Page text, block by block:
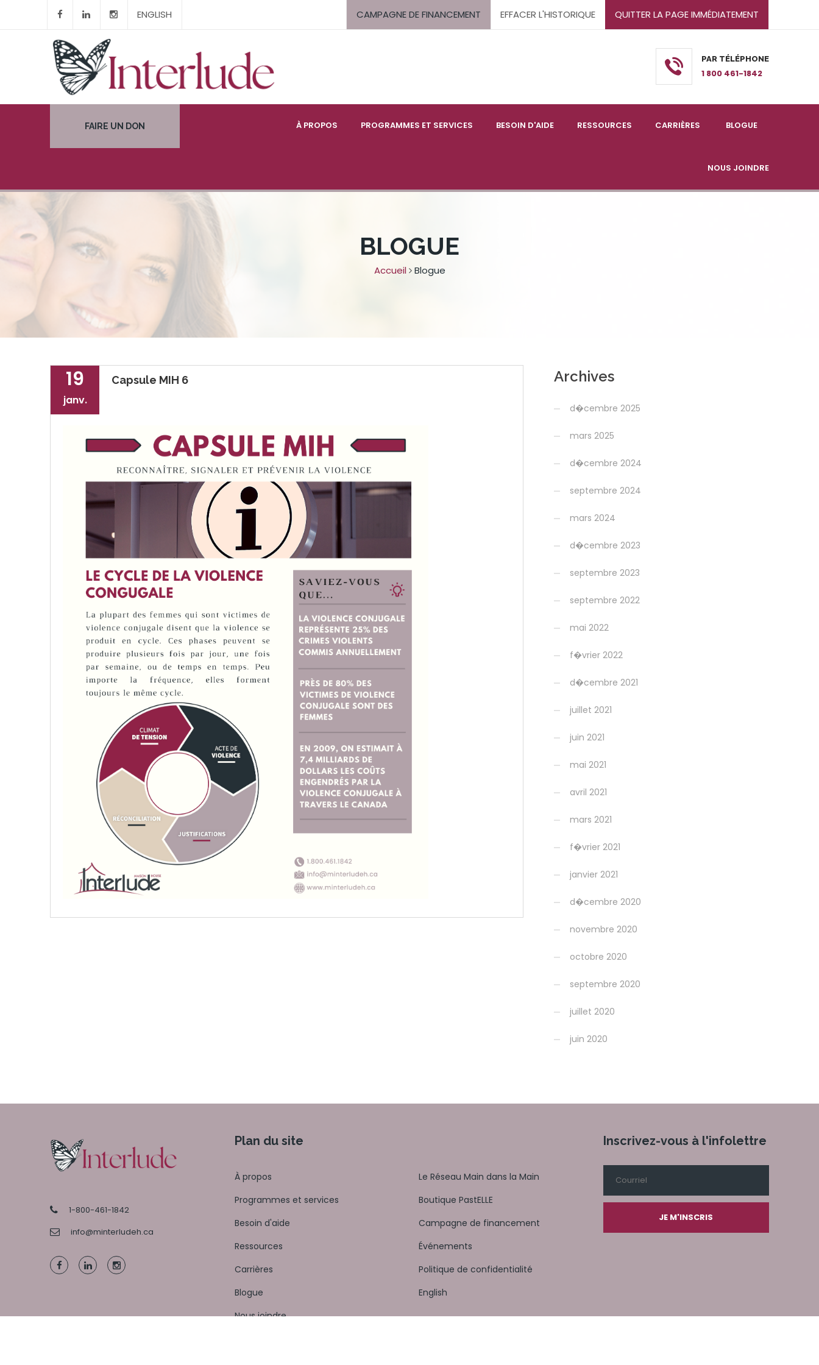
ENGLISH CAMPAGNE DE FINANCEMENT EFFACER L'HISTORIQUE QUITTER LA PAGE IMMÉDIATEMENT
PAR TÉLÉPHONE
1 800 461-1842
FAIRE UN DON À PROPOS PROGRAMMES ET SERVICES BESOIN D'AIDE RESSOURCES CARRIÈRES BLOGUE
NOUS JOINDRE
BLOGUE
Accueil Blogue
19
janv.
Capsule MIH 6 Archives
d�cembre 2025
mars 2025
d�cembre 2024
septembre 2024
mars 2024
d�cembre 2023
septembre 2023
septembre 2022
mai 2022
f�vrier 2022
d�cembre 2021
juillet 2021
juin 2021
mai 2021
avril 2021
mars 2021
f�vrier 2021
janvier 2021
d�cembre 2020
novembre 2020
octobre 2020
septembre 2020
juillet 2020
juin 2020
1-800-461-1842
info@minterludeh.ca
Plan du site
À propos
Programmes et services
Besoin d'aide
Ressources
Carrières
Blogue
Nous joindre
Le Réseau Main dans la Main
Boutique PastELLE
Campagne de financement
Événements
Politique de confidentialité
English
Inscrivez-vous à l'infolettre
JE M'INSCRIS